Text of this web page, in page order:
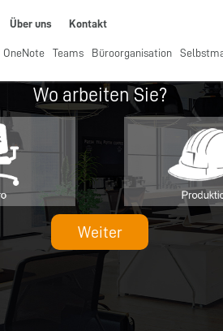
Über uns Kontakt
OneNote Teams Büroorganisation
Wo arbeiten Sie?
Weiter